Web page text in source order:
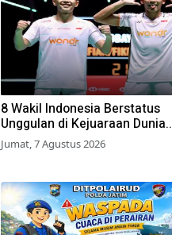
8 Wakil Indonesia Berstatus
Unggulan di Kejuaraan Dunia
BWF 2026, Kans Juara Terbuka
Lebar
Jumat, 7 Agustus 2026